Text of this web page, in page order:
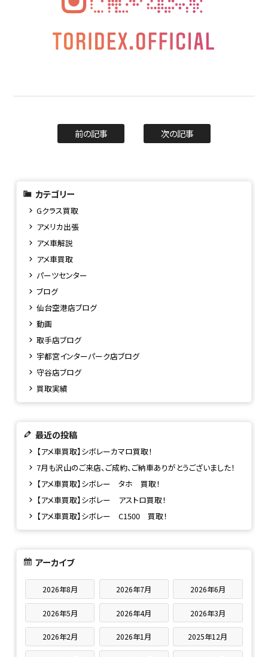
前の記事 次の記事
カテゴリー
Gクラス買取
アメリカ出張
アメ車解説
アメ車買取
パーツセンター
ブログ
仙台空港店ブログ
動画
取手店ブログ
宇都宮インターパーク店ブログ
守谷店ブログ
買取実績
最近の投稿
【アメ車買取】シボレーカマロ買取！
7月も沢山のご来店、ご成約、ご納車ありがとうございました！
【アメ車買取】シボレー タホ 買取！
【アメ車買取】シボレー アストロ買取！
【アメ車買取】シボレー C1500 買取！
アーカイブ
2026年8月 2026年7月 2026年6月
2026年5月 2026年4月 2026年3月
2026年2月 2026年1月 2025年12月